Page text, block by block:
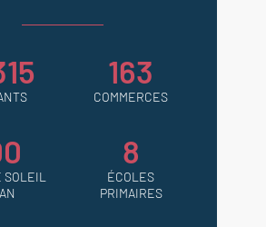
163
COMMERCES
8
ÉCOLES
PRIMAIRES